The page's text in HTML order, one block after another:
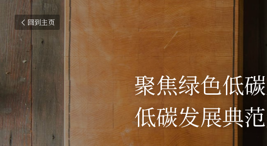
回到主页
聚焦绿色低
低碳发展典